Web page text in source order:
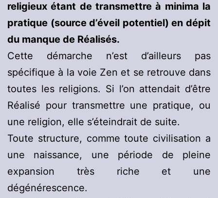
religieux étant de transmettre à minima la
pratique (source d’éveil potentiel) en dépit
du manque de Réalisés.
Cette démarche n’est d’ailleurs pas
spécifique à la voie Zen et se retrouve dans
toutes les religions. Si l’on attendait d’être
Réalisé pour transmettre une pratique, ou
une religion, elle s’éteindrait de suite.
Toute structure, comme toute civilisation a
une naissance, une période de pleine
expansion très riche et une
dégénérescence.